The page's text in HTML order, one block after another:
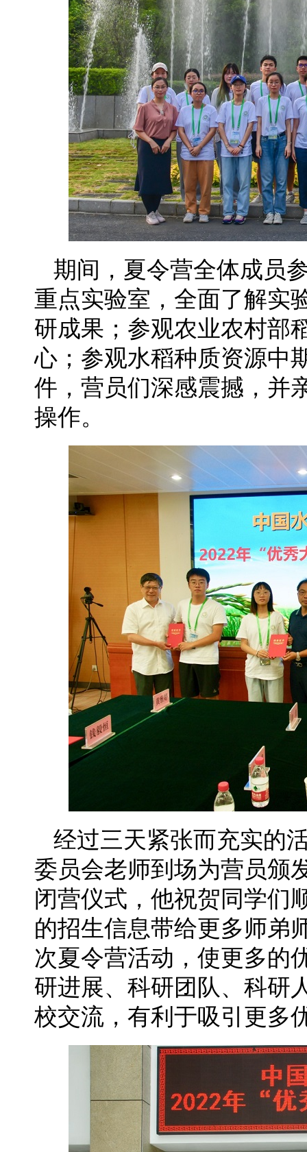
期间，夏令营全体成员
重点实验室，全面了解实
研成果；参观农业农村部
心；参观水稻种质资源中
件，营员们深感震撼，并
操作。
经过三天紧张而充实的
委员会老师到场为营员颁
闭营仪式，他祝贺同学们
的招生信息带给更多师弟
次夏令营活动，使更多的
研进展、科研团队、科研
校交流，有利于吸引更多